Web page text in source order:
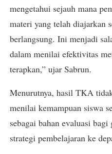
mengetahui sejauh mana
materi yang telah diajarkan
berlangsung. Ini menjadi
dalam menilai efektivitas
terapkan,” ujar Sabrun.
Menurutnya, hasil TKA
menilai kemampuan siswa
sebagai bahan evaluasi
strategi pembelajaran ke